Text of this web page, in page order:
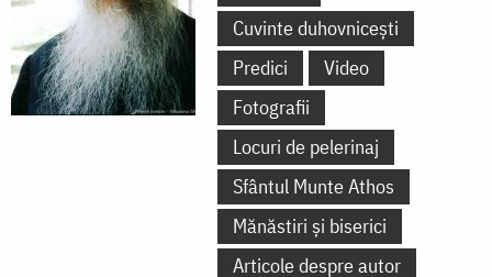
Cuvinte duhovnicești
Predici
Video
Fotografii
Locuri de pelerinaj
Sfântul Munte Athos
Mănăstiri și biserici
Articole despre autor